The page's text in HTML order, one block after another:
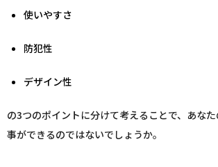
使いやすさ
防犯性
デザイン性
の3つのポイントに分けて考えることで、あな
事ができるのではないでしょうか。